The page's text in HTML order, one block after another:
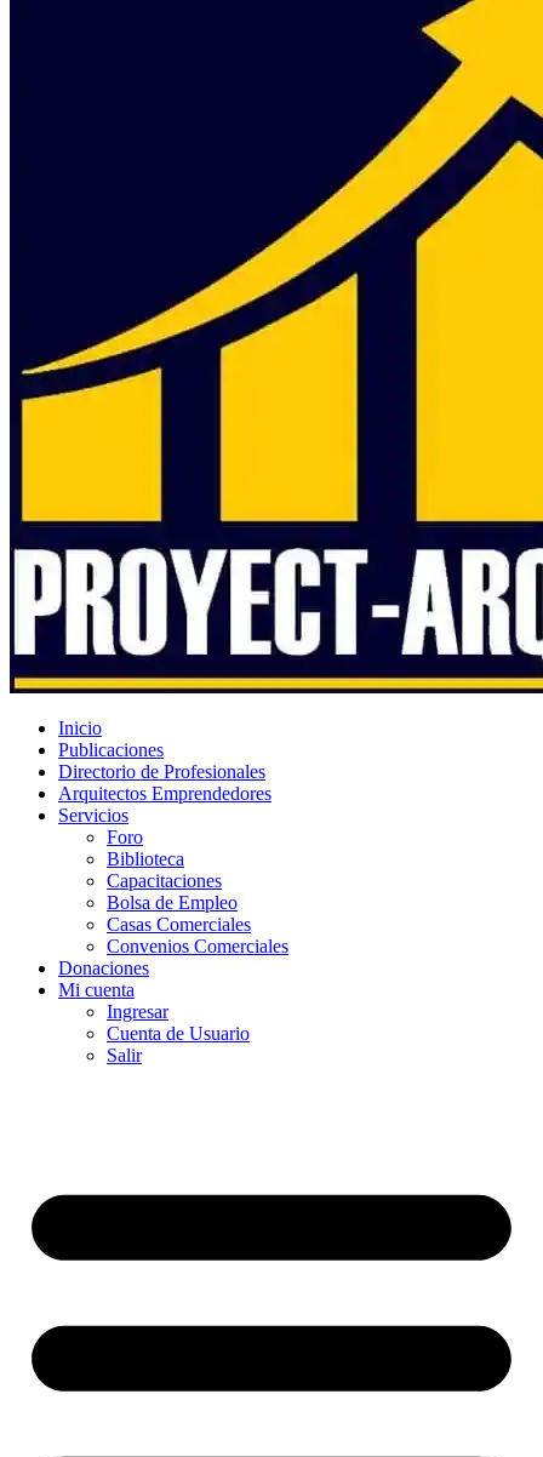
Inicio
Publicaciones
Directorio de Profesionales
Arquitectos Emprendedores
Servicios
Foro
Biblioteca
Capacitaciones
Bolsa de Empleo
Casas Comerciales
Convenios Comerciales
Donaciones
Mi cuenta
Ingresar
Cuenta de Usuario
Salir